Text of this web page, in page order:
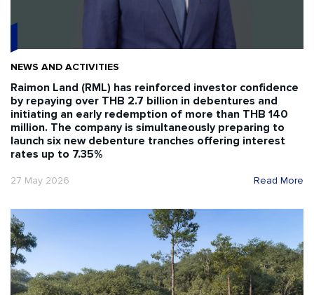
NEWS AND ACTIVITIES
Raimon Land (RML) has reinforced investor confidence
by repaying over THB 2.7 billion in debentures and
initiating an early redemption of more than THB 140
million. The company is simultaneously preparing to
launch six new debenture tranches offering interest
rates up to 7.35%
27 May 2026 Read More